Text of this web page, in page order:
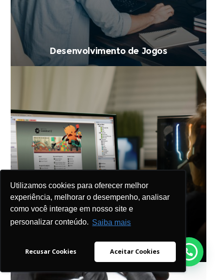
Utilizamos cookies para oferecer melhor
experiência, melhorar o desempenho, analisar
como você interage em nosso site e
personalizar conteúdo. Saiba mais
Recusar Cookies Aceitar Cookies
Utilizamos cookies para oferecer melhor
experiência, melhorar o desempenho, analisar
como você interage em nosso site e
personalizar conteúdo. Saiba mais
Recusar Cookies Aceitar Cookies
Desenvolvimento de Jogos
Construct2